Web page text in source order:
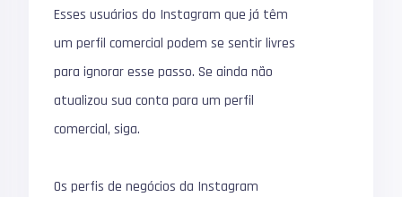
Esses usuários do Instagram que já têm
um perfil comercial podem se sentir livres
para ignorar esse passo. Se ainda não
atualizou sua conta para um perfil
comercial, siga.
Os perfis de negócios da Instagram